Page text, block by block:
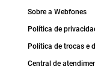
Sobre a Webfones
Política de
Política de trocas e
Central de